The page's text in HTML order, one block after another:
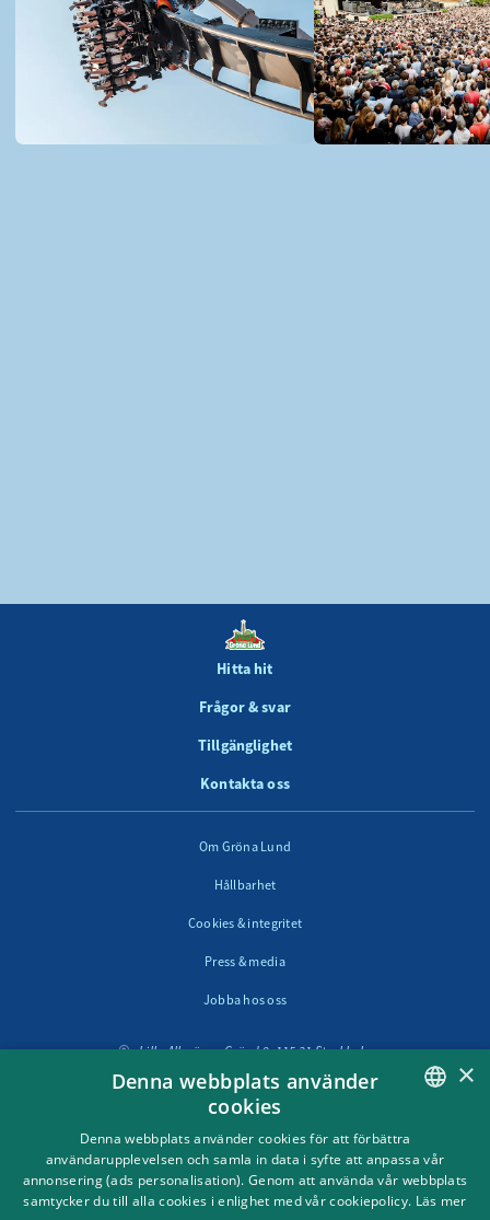
Hitta hit
Frågor & svar
Tillgänglighet
Kontakta oss
Om Gröna Lund
Hållbarhet
Cookies & integritet
Press & media
Jobba hos oss
Lilla Allmänna Gränd 9, 115 21 Stockholm
Följ oss i sociala medier
SWEDISH
×
Denna webbplats använder
cookies
Denna webbplats använder cookies för att förbättra
användarupplevelsen och samla in data i syfte att anpassa vår
annonsering (ads personalisation). Genom att använda vår webbplats
samtycker du till alla cookies i enlighet med vår cookiepolicy. Läs mer